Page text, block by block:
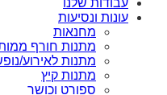
עונות ונסיעות
מחנאות
מתנות חורף
מתנות לאירוע/
מתנות קיץ
ספורט וכושר